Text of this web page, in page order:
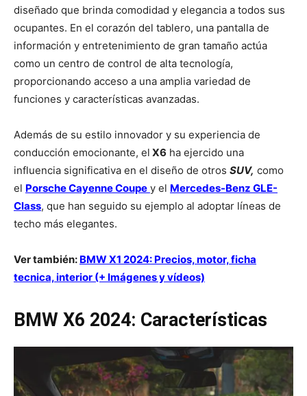
diseñado que brinda comodidad y elegancia a todos sus
ocupantes. En el corazón del tablero, una pantalla de
información y entretenimiento de gran tamaño actúa
como un centro de control de alta tecnología,
proporcionando acceso a una amplia variedad de
funciones y características avanzadas.
Además de su estilo innovador y su experiencia de
conducción emocionante, el X6 ha ejercido una
influencia significativa en el diseño de otros SUV, como
el Porsche Cayenne Coupe y el Mercedes-Benz GLE-
Class, que han seguido su ejemplo al adoptar líneas de
techo más elegantes.
Ver también: BMW X1 2024: Precios, motor, ficha
tecnica, interior (+ Imágenes y vídeos)
BMW X6 2024: Características